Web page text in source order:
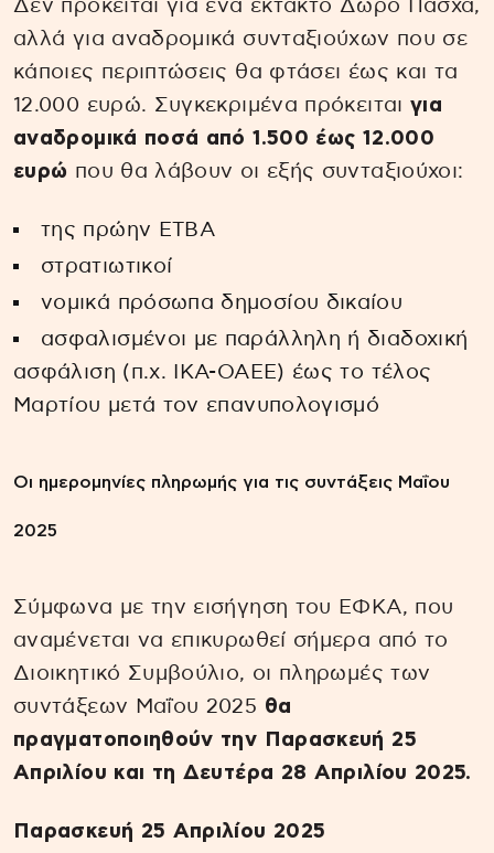
Δεν πρόκειται για ένα έκτακτο Δώρο Πάσχα,
αλλά για αναδρομικά συνταξιούχων που σε
κάποιες περιπτώσεις θα φτάσει έως και τα
12.000 ευρώ. Συγκεκριμένα πρόκειται για
αναδρομικά ποσά από 1.500 έως 12.000
ευρώ που θα λάβουν οι εξής συνταξιούχοι:
της πρώην ΕΤΒΑ
στρατιωτικοί
νομικά πρόσωπα δημοσίου δικαίου
ασφαλισμένοι με παράλληλη ή διαδοχική
ασφάλιση (π.χ. ΙΚΑ-ΟΑΕΕ) έως το τέλος
Μαρτίου μετά τον επανυπολογισμό
Οι ημερομηνίες πληρωμής για τις συντάξεις Μαΐου
2025
Σύμφωνα με την εισήγηση του ΕΦΚΑ, που
αναμένεται να επικυρωθεί σήμερα από το
Διοικητικό Συμβούλιο, οι πληρωμές των
συντάξεων Μαΐου 2025 θα
πραγματοποιηθούν την Παρασκευή 25
Απριλίου και τη Δευτέρα 28 Απριλίου 2025.
Παρασκευή 25 Απριλίου 2025